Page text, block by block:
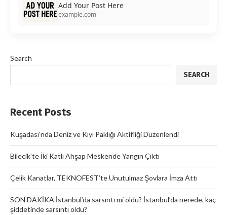
Add Your Post Here
example.com
Search
SEARCH
Recent Posts
Kuşadası’nda Deniz ve Kıyı Paklığı Aktifliği Düzenlendi
Bilecik’te İki Katlı Ahşap Meskende Yangın Çıktı
Çelik Kanatlar, TEKNOFEST’te Unutulmaz Şovlara İmza Attı
SON DAKİKA İstanbul’da sarsıntı mi oldu? İstanbul’da nerede, kaç
şiddetinde sarsıntı oldu?